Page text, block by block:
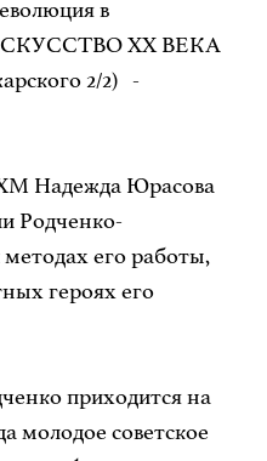
в
XX ВЕКА
2/2) -
Надежда Юрасова
Родченко-
его работы,
героях его
приходится на
молодое советское